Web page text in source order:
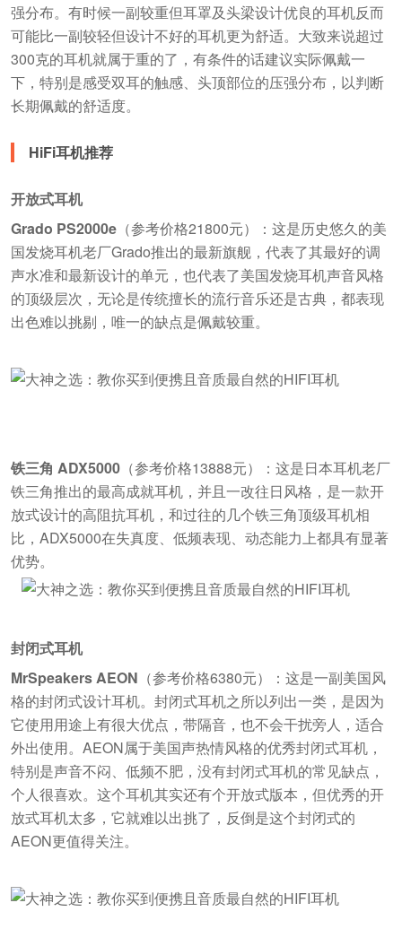
强分布。有时候一副较重但耳罩及头梁设计优良的耳机反而
可能比一副较轻但设计不好的耳机更为舒适。大致来说超过
300克的耳机就属于重的了，有条件的话建议实际佩戴一
下，特别是感受双耳的触感、头顶部位的压强分布，以判断
长期佩戴的舒适度。
HiFi耳机推荐
开放式耳机
Grado PS2000e （参考价格21800元）：这是历史悠久的美
国发烧耳机老厂Grado推出的最新旗舰，代表了其最好的调
声水准和最新设计的单元，也代表了美国发烧耳机声音风格
的顶级层次，无论是传统擅长的流行音乐还是古典，都表现
出色难以挑剔，唯一的缺点是佩戴较重。
铁三角 ADX5000 （参考价格13888元）：这是日本耳机老厂
铁三角推出的最高成就耳机，并且一改往日风格，是一款开
放式设计的高阻抗耳机，和过往的几个铁三角顶级耳机相
比，ADX5000在失真度、低频表现、动态能力上都具有显著
优势。
封闭式耳机
MrSpeakers AEON （参考价格6380元）：这是一副美国风
格的封闭式设计耳机。封闭式耳机之所以列出一类，是因为
它使用用途上有很大优点，带隔音，也不会干扰旁人，适合
外出使用。AEON属于美国声热情风格的优秀封闭式耳机，
特别是声音不闷、低频不肥，没有封闭式耳机的常见缺点，
个人很喜欢。这个耳机其实还有个开放式版本，但优秀的开
放式耳机太多，它就难以出挑了，反倒是这个封闭式的
AEON更值得关注。